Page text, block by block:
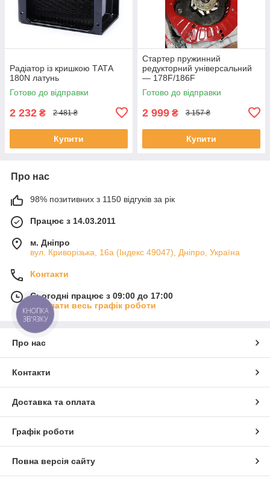
Радіатор із кришкою ТАТА
180N латунь
Готово до відправки
2 232 ₴ 2 481 ₴
Купити
Стартер пружинний
редукторний універсальний
— 178F/186F
Готово до відправки
2 999 ₴ 3 157 ₴
Купити
Про нас
98% позитивних з 1150 відгуків за рік
Працює з 14.03.2011
м. Дніпро
вул. Криворізька, 16а (Індекс 49047), Дніпро, Україна
Контакти
Сьогодні працює з 09:00 до 17:00
Показати весь графік роботи
Про нас
Контакти
Доставка та оплата
Графік роботи
Повна версія сайту
КНОПКА
ЗВ'ЯЗКУ